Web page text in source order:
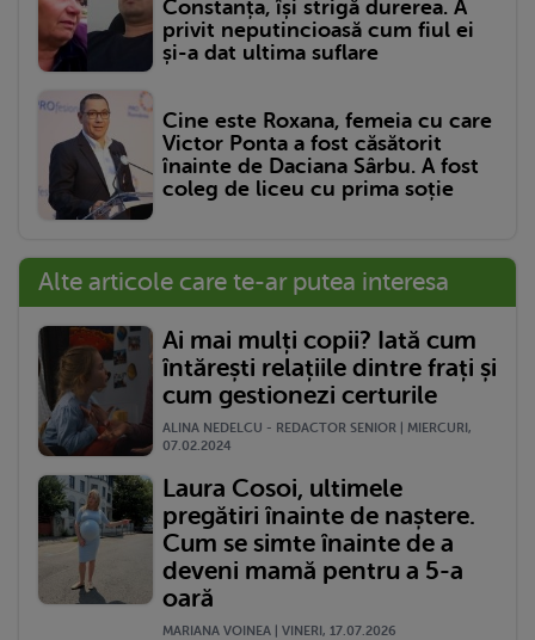
Constanța, își strigă durerea. A
privit neputincioasă cum fiul ei
și-a dat ultima suflare
Cine este Roxana, femeia cu care
Victor Ponta a fost căsătorit
înainte de Daciana Sârbu. A fost
coleg de liceu cu prima soție
Alte articole care te-ar putea interesa
Ai mai mulți copii? Iată cum
întărești relațiile dintre frați și
cum gestionezi certurile
ALINA NEDELCU - REDACTOR SENIOR | MIERCURI,
07.02.2024
Laura Cosoi, ultimele
pregătiri înainte de naștere.
Cum se simte înainte de a
deveni mamă pentru a 5-a
oară
MARIANA VOINEA | VINERI, 17.07.2026